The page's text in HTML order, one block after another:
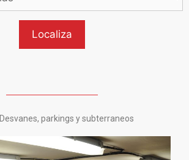
Desvanes, parkings y subterraneos